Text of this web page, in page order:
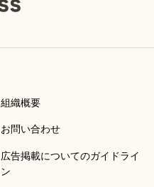
組織概要
お問い合わせ
広告掲載についてのガイドライ
ン